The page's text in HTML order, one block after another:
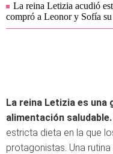
La reina Letizia acudió
compró a Leonor y Sofía
La reina Letizia es una
alimentación saludable.
estricta dieta en la que
protagonistas. Una